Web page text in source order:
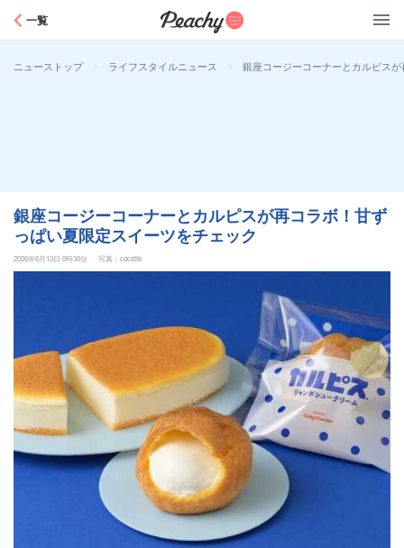
一覧
ニューストップ > ライフスタイルニュース > 銀座コージーコーナーとカルピス
銀座コージーコーナーとカルピスが再コラボ！甘ず
っぱい夏限定スイーツをチェック
2026年6月13日 0時30分 写真：cocotte